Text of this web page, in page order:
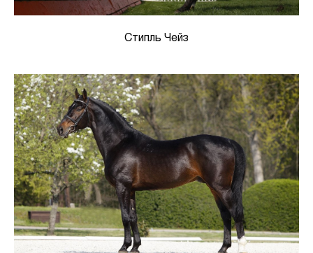
Стипль Чейз